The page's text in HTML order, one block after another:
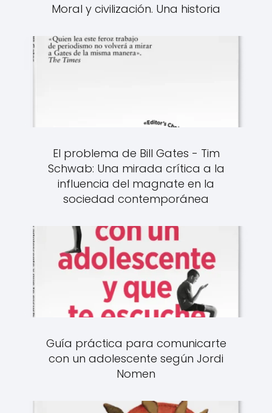
Moral y civilización. Una historia
El problema de Bill Gates - Tim
Schwab: Una mirada crítica a la
influencia del magnate en la
sociedad contemporánea
Guía práctica para comunicarte
con un adolescente según Jordi
Nomen